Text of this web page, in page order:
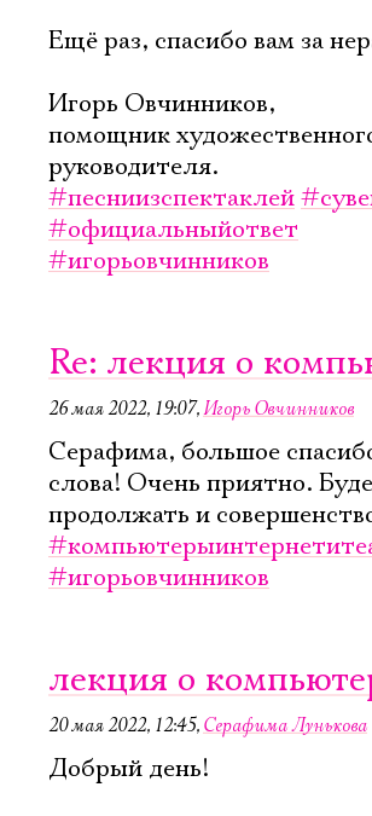
Ещё раз, спасибо вам за
Игорь Овчинников,
помощник
руководителя.
#песниизспектаклей
#официальныйответ
#игорьовчинников
Re: лекция о
26 мая 2022, 19:07,Игорь Овчинников
Серафима, большое
слова! Очень приятно.
продолжать и
#игорьовчинников
лекция о
20 мая 2022, 12:45, Серафима Лунькова
Добрый день!